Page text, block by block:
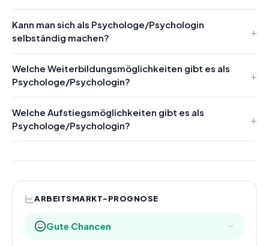
Kann man sich als Psychologe/Psychologin
selbständig machen?
Welche Weiterbildungsmöglichkeiten gibt es als
Psychologe/Psychologin?
Welche Aufstiegsmöglichkeiten gibt es als
Psychologe/Psychologin?
ARBEITSMARKT-PROGNOSE
Gute Chancen